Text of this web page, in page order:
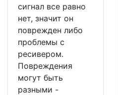
сигнал все равно
нет, значит он
поврежден либо
проблемы с
ресивером.
Повреждения
могут быть
разными -